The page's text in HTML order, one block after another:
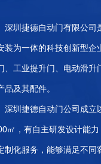
深圳捷德自动门有限公司
装为一体的科技创新型企
、工业提升门、电动滑升
品及其配件。
深圳捷德自动门公司成立
㎡，有自主研发设计能
制化服务，能够满足不同